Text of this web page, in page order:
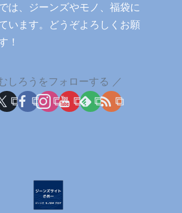
は、ジーンズやモノ、福袋に
います。どうぞよろしくお願
！
しろうをフォローする